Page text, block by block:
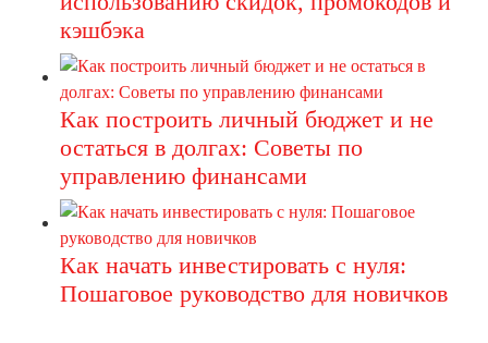
кэшбэка
Как построить личный бюджет и не
остаться в долгах: Советы по
управлению финансами
Как начать инвестировать с нуля:
Пошаговое руководство для новичков